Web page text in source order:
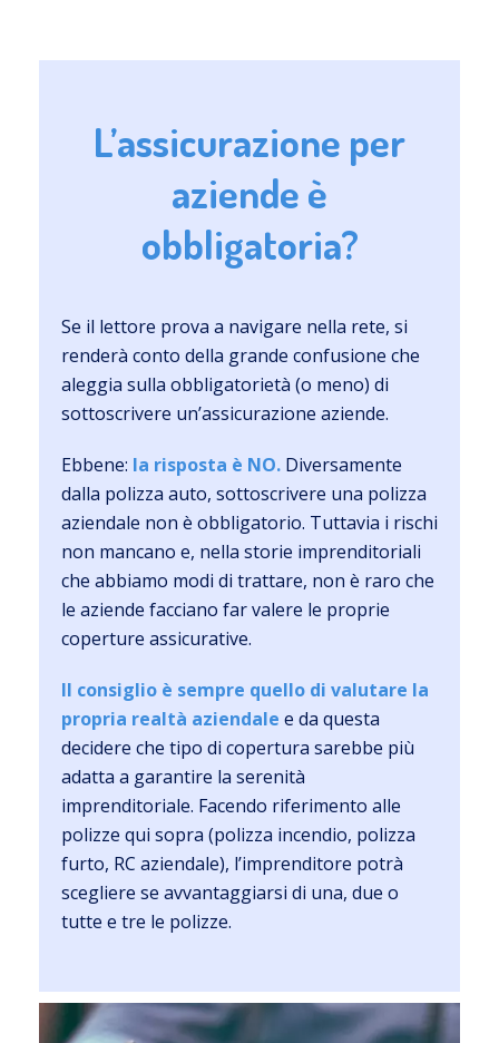
L’assicurazione per
aziende è
obbligatoria?
Se il lettore prova a navigare nella rete, si
renderà conto della grande confusione che
aleggia sulla obbligatorietà (o meno) di
sottoscrivere un’assicurazione aziende.
Ebbene: la risposta è NO. Diversamente
dalla polizza auto, sottoscrivere una polizza
aziendale non è obbligatorio. Tuttavia i rischi
non mancano e, nella storie imprenditoriali
che abbiamo modi di trattare, non è raro che
le aziende facciano far valere le proprie
coperture assicurative.
Il consiglio è sempre quello di valutare la
propria realtà aziendale e da questa
decidere che tipo di copertura sarebbe più
adatta a garantire la serenità
imprenditoriale. Facendo riferimento alle
polizze qui sopra (polizza incendio, polizza
furto, RC aziendale), l’imprenditore potrà
scegliere se avvantaggiarsi di una, due o
tutte e tre le polizze.